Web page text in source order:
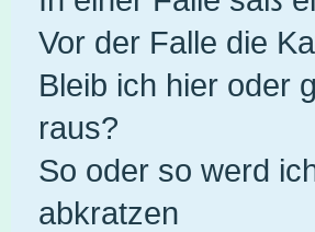
Vor der Falle die
Bleib ich hier oder
raus?
So oder so werd
abkratzen